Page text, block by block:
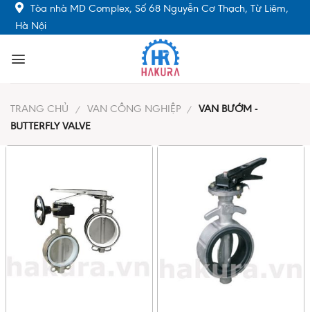
Skip
Tòa nhà MD Complex, Số 68 Nguyễn Cơ Thạch, Từ Liêm,
Hà Nội
TRANG CHỦ / VAN CÔNG NGHIỆP / VAN BƯỚM -
BUTTERFLY VALVE